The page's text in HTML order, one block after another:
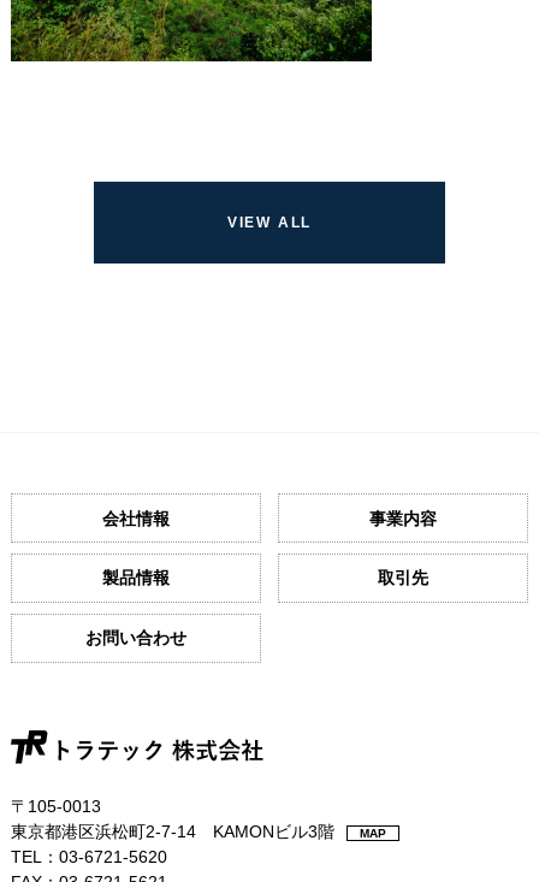
会社情報 事業内容
製品情報 取引先
お問い合わせ
〒105-0013
東京都港区浜松町2-7-14 KAMONビル3階
MAP
TEL：03-6721-5620